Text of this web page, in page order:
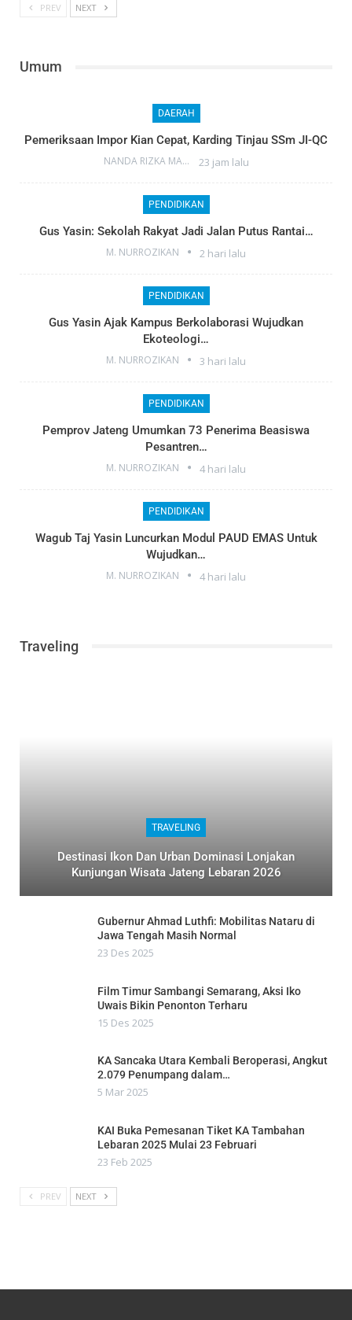
PREV NEXT
Umum
DAERAH
Pemeriksaan Impor Kian Cepat, Karding Tinjau SSm JI-QC
NANDA RIZKA MAHENDRA 23 jam lalu
PENDIDIKAN
Gus Yasin: Sekolah Rakyat Jadi Jalan Putus Rantai…
M. NURROZIKAN 2 hari lalu
PENDIDIKAN
Gus Yasin Ajak Kampus Berkolaborasi Wujudkan
Ekoteologi…
M. NURROZIKAN 3 hari lalu
PENDIDIKAN
Pemprov Jateng Umumkan 73 Penerima Beasiswa
Pesantren…
M. NURROZIKAN 4 hari lalu
PENDIDIKAN
Wagub Taj Yasin Luncurkan Modul PAUD EMAS Untuk
Wujudkan…
M. NURROZIKAN 4 hari lalu
Traveling
TRAVELING
Destinasi Ikon Dan Urban Dominasi Lonjakan
Kunjungan Wisata Jateng Lebaran 2026
Gubernur Ahmad Luthfi: Mobilitas Nataru di
Jawa Tengah Masih Normal
23 Des 2025
Film Timur Sambangi Semarang, Aksi Iko
Uwais Bikin Penonton Terharu
15 Des 2025
KA Sancaka Utara Kembali Beroperasi, Angkut
2.079 Penumpang dalam…
5 Mar 2025
KAI Buka Pemesanan Tiket KA Tambahan
Lebaran 2025 Mulai 23 Februari
23 Feb 2025
PREV NEXT